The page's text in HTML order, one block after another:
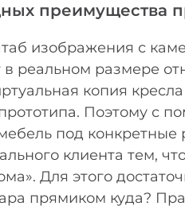
преимущества
изображения с
реальном размере
копия кресла
Поэтому с
под конкретные
клиента тем,
Для этого
прямиком куда?